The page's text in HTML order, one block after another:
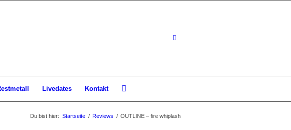
Livedates Kontakt
Du bist hier: Startseite / Reviews / OUTLINE – fire whiplash